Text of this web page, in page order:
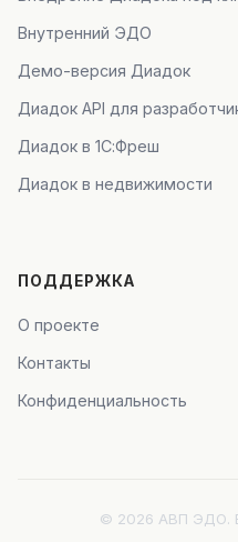
Внутренний ЭДО
Демо-версия Диадок
Диадок API для
Диадок в 1С:Фреш
Диадок в недвижимости
ПОДДЕРЖКА
О проекте
Контакты
Конфиденциальность
© 2026 АВП ЭДО.